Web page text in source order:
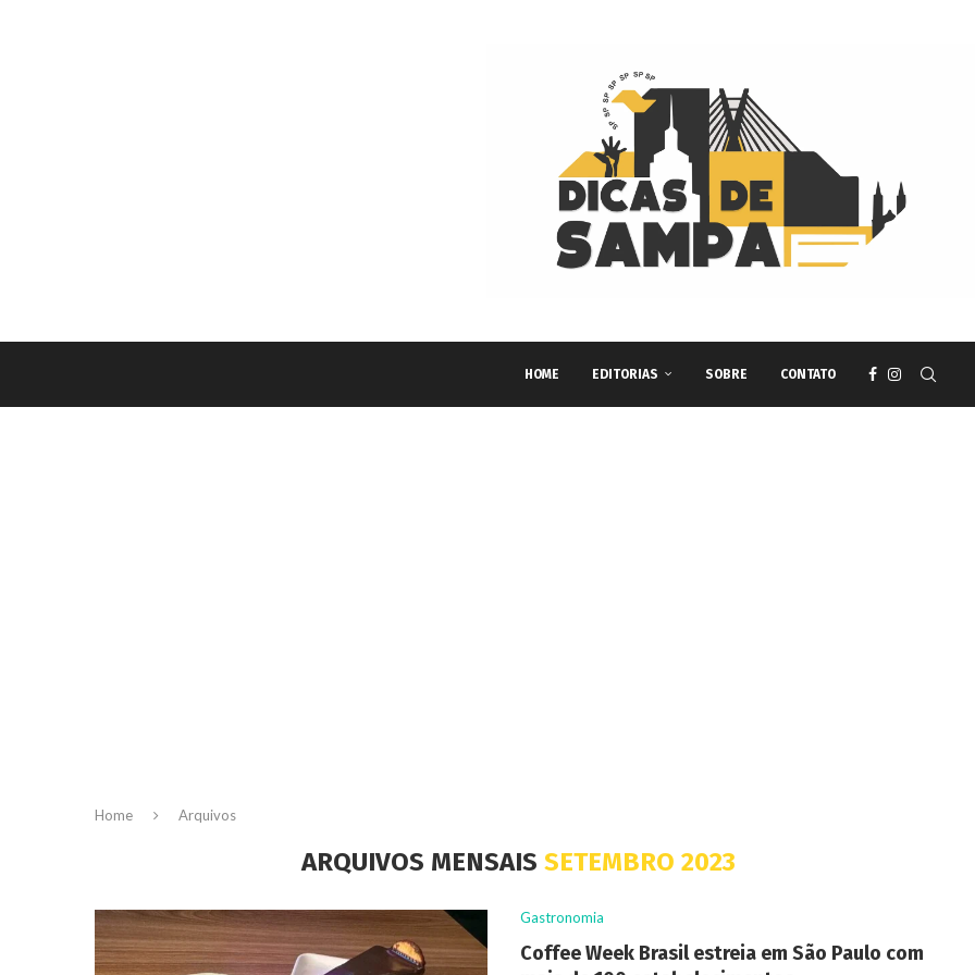
HOME EDITORIAS SOBRE CONTATO
Home Arquivos
ARQUIVOS MENSAISSETEMBRO 2023
Gastronomia
Coffee Week Brasil estreia em São Paulo com